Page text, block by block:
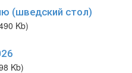
(шведский стол)
Kb)
Kb)